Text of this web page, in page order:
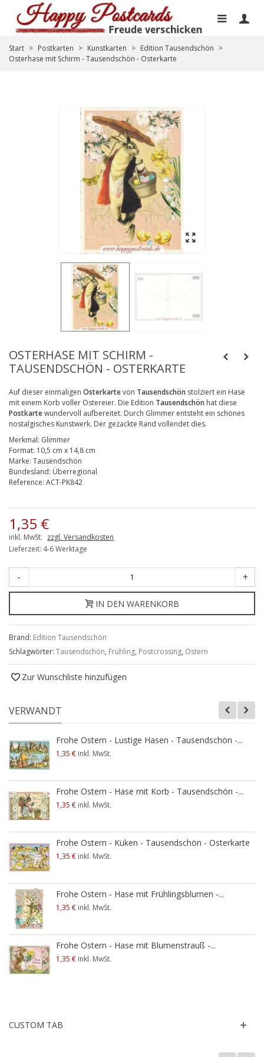
Start > Postkarten > Kunstkarten > Edition Tausendschön >
Osterhase mit Schirm - Tausendschön - Osterkarte
OSTERHASE MIT SCHIRM -
TAUSENDSCHÖN - OSTERKARTE
Auf dieser einmaligen Osterkartevon Tausendschön stolziert ein Hase
mit einem Korb voller Ostereier. Die Edition Tausendschön hat diese
Postkartewundervoll aufbereitet. Durch Glimmer entsteht ein schönes
nostalgisches Kunstwerk. Der gezackte Rand vollendet dies.
Merkmal: Glimmer
Format: 10,5 cm x 14,8 cm
Marke: Tausendschön
Bundesland: Überregional
Reference: ACT-PK842
1,35 €
inkl. MwSt. zzgl. Versandkosten
Lieferzeit: 4-6 Werktage
- +
IN DEN WARENKORB
Brand: Edition Tausendschön
Schlagwörter: Tausendschön, Frühling, Postcrossing, Ostern
Zur Wunschliste hinzufügen
VERWANDT
Frohe Ostern - Lustige Hasen - Tausendschön -...
1,35 € inkl. MwSt.
Frohe Ostern - Hase mit Korb - Tausendschön -...
1,35 € inkl. MwSt.
Frohe Ostern - Küken - Tausendschön - Osterkarte
1,35 € inkl. MwSt.
Frohe Ostern - Hase mit Frühlingsblumen -...
1,35 € inkl. MwSt.
Frohe Ostern - Hase mit Blumenstrauß -...
1,35 € inkl. MwSt.
CUSTOM TAB